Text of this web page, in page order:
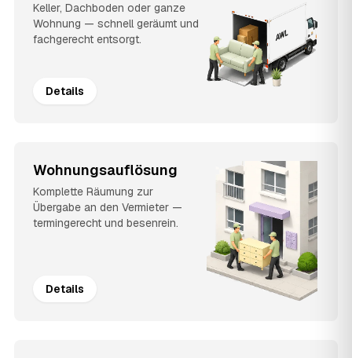
Keller, Dachboden oder ganze
Wohnung — schnell geräumt und
fachgerecht entsorgt.
Details
Wohnungsauflösung
Komplette Räumung zur
Übergabe an den Vermieter —
termingerecht und besenrein.
Details